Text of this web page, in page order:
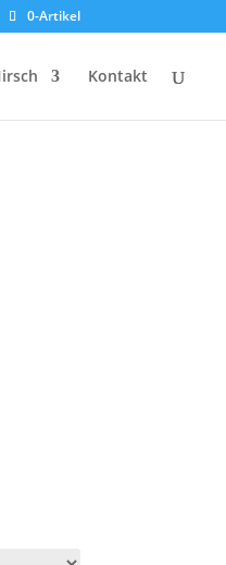
0-Artikel
Kontakt